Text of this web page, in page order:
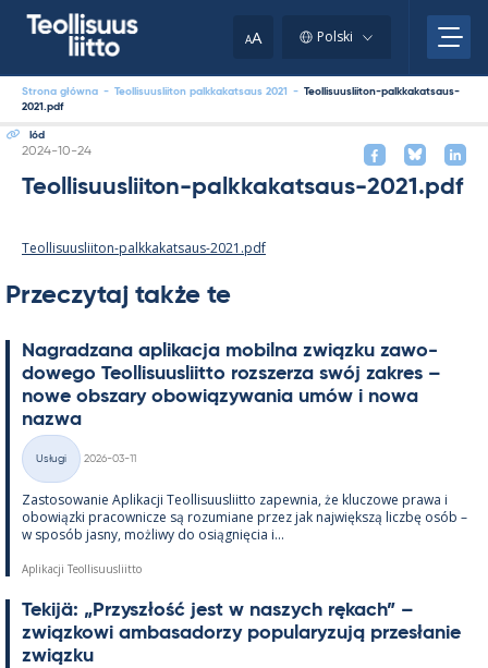
AA Polski
Strona główna - Teollisuusliiton palkkakatsaus 2021 - Teollisuusliiton-palkkakatsaus-
2021.pdf
lód
Kirjoitettu
2024-10-24
Teollisuusliiton-palkkakatsaus-2021.pdf
Teollisuusliiton-palkkakatsaus-2021.pdf
Przeczytaj także te
Na­gradzana apli­kacja mo­bilna związku zawo­
dowego Teol­li­suus­liitto rozszerza swój za­kres –
nowe obszary obowiązywa­nia umów i nowa
nazwa
Kategorie
Usługi
2026-03-11
Zas­to­sowa­nie Apli­kacji Teol­li­suus­liitto za­pew­nia, że kluczowe prawa i
obowiązki pracow­nicze są rozu­miane przez jak największą liczbę osób –
w sposób jasny, moż­liwy do osiąg­nięcia i...
Aplikacji Teollisuusliitto
Te­kijä: „Przyszłość jest w naszych rę­kach” –
związ­kowi am­ba­sa­dorzy po­pu­la­ryzują przesła­nie
związku